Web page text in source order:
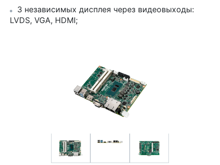
3 независимых дисплея через видеовыходы:
LVDS, VGA, HDMI;